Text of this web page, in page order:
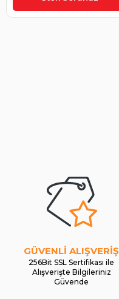
GÜVENLİ ALIŞVERİŞ
256Bit SSL Sertifikası ile
Alışverişte Bilgileriniz
Güvende